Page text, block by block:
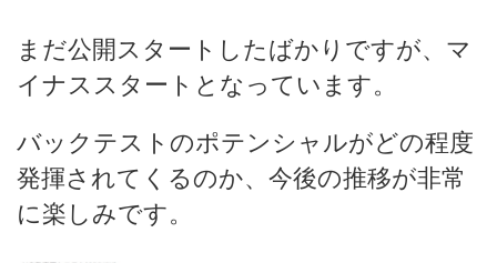
まだ公開スタートしたばかりですが、マ
イナススタートとなっています。
バックテストのポテンシャルがどの程度
発揮されてくるのか、今後の推移が非常
に楽しみです。